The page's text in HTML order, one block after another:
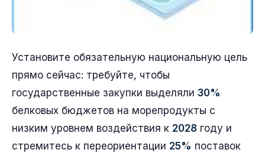
Установите обязательную национальную цель
прямо сейчас: требуйте, чтобы
государственные закупки выделяли 30%
белковых бюджетов на морепродукты с
низким уровнем воздействия к 2028 году и
стремитесь к переориентации 25% поставок